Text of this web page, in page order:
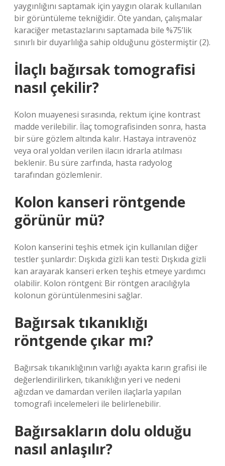
yaygınlığını saptamak için yaygın olarak kullanılan
bir görüntüleme tekniğidir. Öte yandan, çalışmalar
karaciğer metastazlarını saptamada bile %75’lik
sınırlı bir duyarlılığa sahip olduğunu göstermiştir (2).
İlaçlı bağırsak tomografisi
nasıl çekilir?
Kolon muayenesi sırasında, rektum içine kontrast
madde verilebilir. İlaç tomografisinden sonra, hasta
bir süre gözlem altında kalır. Hastaya intravenöz
veya oral yoldan verilen ilacın idrarla atılması
beklenir. Bu süre zarfında, hasta radyolog
tarafından gözlemlenir.
Kolon kanseri röntgende
görünür mü?
Kolon kanserini teşhis etmek için kullanılan diğer
testler şunlardır: Dışkıda gizli kan testi: Dışkıda gizli
kan arayarak kanseri erken teşhis etmeye yardımcı
olabilir. Kolon röntgeni: Bir röntgen aracılığıyla
kolonun görüntülenmesini sağlar.
Bağırsak tıkanıklığı
röntgende çıkar mı?
Bağırsak tıkanıklığının varlığı ayakta karın grafisi ile
değerlendirilirken, tıkanıklığın yeri ve nedeni
ağızdan ve damardan verilen ilaçlarla yapılan
tomografi incelemeleri ile belirlenebilir.
Bağırsakların dolu olduğu
nasıl anlaşılır?